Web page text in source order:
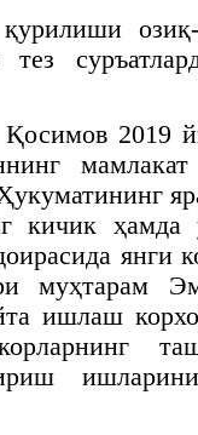
озиқ-
2019
мамлакат
кичик ҳамда
янги
муҳтарам
ишлаш